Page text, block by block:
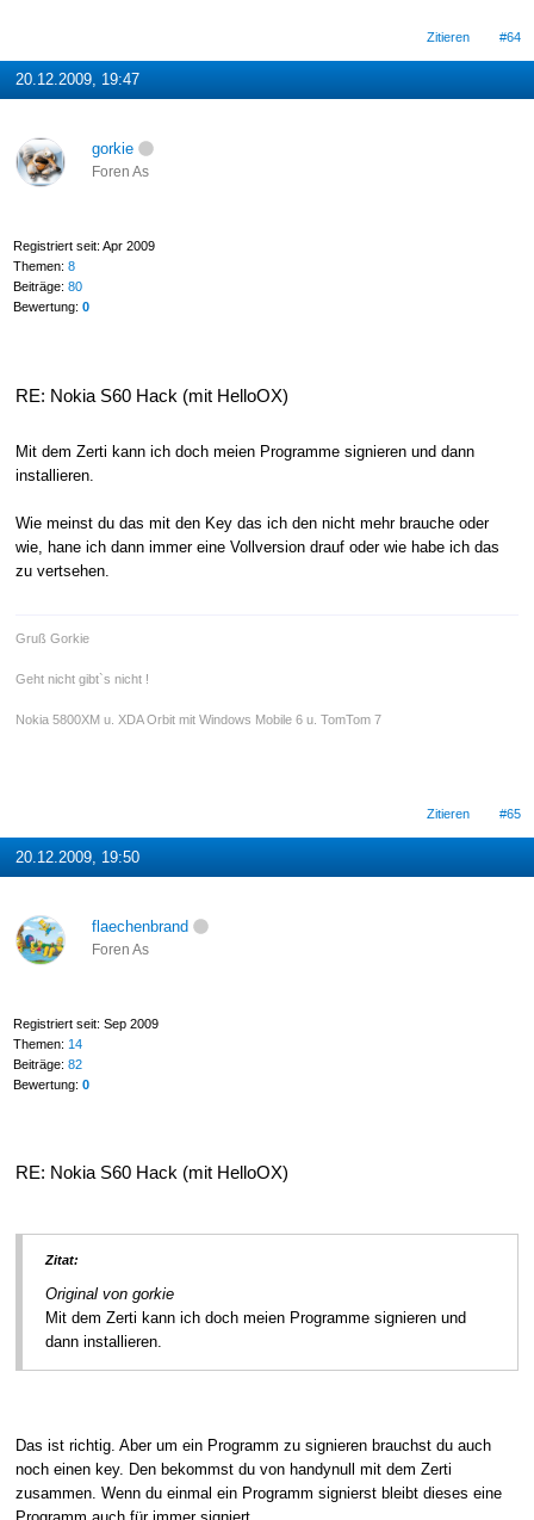
Zitieren #64
20.12.2009, 19:47
gorkie
Foren As
Registriert seit: Apr 2009
Themen: 8
Beiträge: 80
Bewertung: 0
RE: Nokia S60 Hack (mit HelloOX)
Mit dem Zerti kann ich doch meien Programme signieren und dann
installieren.
Wie meinst du das mit den Key das ich den nicht mehr brauche oder
wie, hane ich dann immer eine Vollversion drauf oder wie habe ich das
zu vertsehen.
Gruß Gorkie
Geht nicht gibt`s nicht !
Nokia 5800XM u. XDA Orbit mit Windows Mobile 6 u. TomTom 7
Zitieren #65
20.12.2009, 19:50
flaechenbrand
Foren As
Registriert seit: Sep 2009
Themen: 14
Beiträge: 82
Bewertung: 0
RE: Nokia S60 Hack (mit HelloOX)
Zitat:
Original von gorkie
Mit dem Zerti kann ich doch meien Programme signieren und
dann installieren.
Das ist richtig. Aber um ein Programm zu signieren brauchst du auch
noch einen key. Den bekommst du von handynull mit dem Zerti
zusammen. Wenn du einmal ein Programm signierst bleibt dieses eine